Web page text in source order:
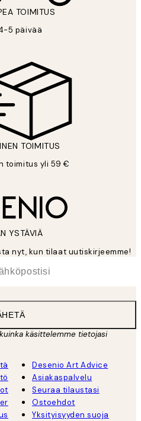
TOIMITUS
5 päivää
TOIMITUS
toimitus yli 59 €
YSTÄVIÄ
nyt, kun tilaat uutiskirjeemme!
käsittelemme tietojasi
Desenio Art Advice
Asiakaspalvelu
Seuraa tilaustasi
Ostoehdot
Yksityisyyden suoja